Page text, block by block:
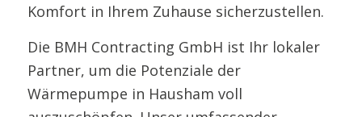
Komfort in Ihrem Zuhause sicherzustellen.
Die BMH Contracting GmbH ist Ihr lokaler
Partner, um die Potenziale der
Wärmepumpe in Hausham voll